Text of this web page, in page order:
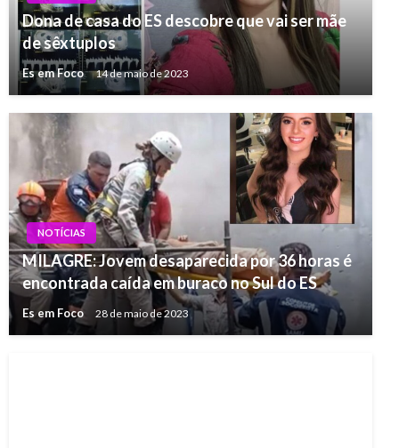
Dona de casa do ES descobre que vai ser mãe
de sêxtuplos
Es em Foco 14 de maio de 2023
NOTÍCIAS
MILAGRE: Jovem desaparecida por 36 horas é
encontrada caída em buraco no Sul do ES
Es em Foco 28 de maio de 2023